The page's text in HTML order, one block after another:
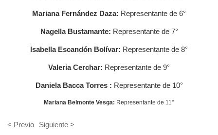
Mariana Fernández Daza: Representante de 6°
Nagella Bustamante: Representante de 7°
Isabella Escandón Bolívar: Representante de 8°
Valeria Cerchar: Representante de 9°
Daniela Bacca Torres : Representante de 10°
Mariana Belmonte Vesga: Representante de 11°
< Previo Siguiente >